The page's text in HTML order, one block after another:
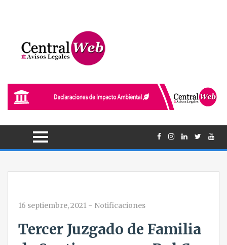
16 septiembre, 2021 - Notificaciones
Tercer Juzgado de Familia